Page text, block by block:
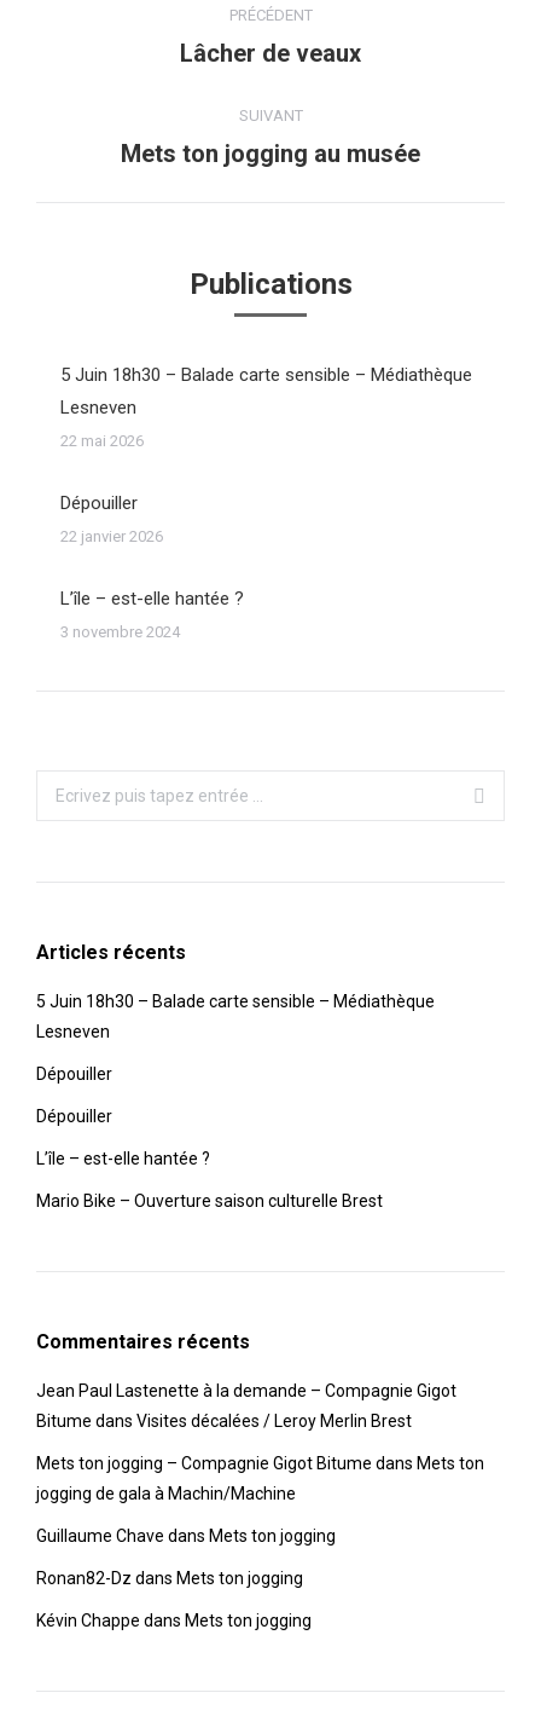
PRÉCÉDENT
Article
:
Lâcher de veaux
SUIVANT
Article
Mets ton jogging au musée
Publications
5 Juin 18h30 – Balade carte sensible – Médiathèque
Lesneven
22 mai 2026
Dépouiller
22 janvier 2026
L’île – est-elle hantée ?
3 novembre 2024
Articles récents
5 Juin 18h30 – Balade carte sensible – Médiathèque
Lesneven
Dépouiller
Dépouiller
L’île – est-elle hantée ?
Mario Bike – Ouverture saison culturelle Brest
Commentaires récents
Jean Paul Lastenette à la demande – Compagnie Gigot
Bitume dans Visites décalées / Leroy Merlin Brest
Mets ton jogging – Compagnie Gigot Bitume dans Mets ton
jogging de gala à Machin/Machine
Guillaume Chave dans Mets ton jogging
Ronan82-Dz dans Mets ton jogging
Kévin Chappe dans Mets ton jogging